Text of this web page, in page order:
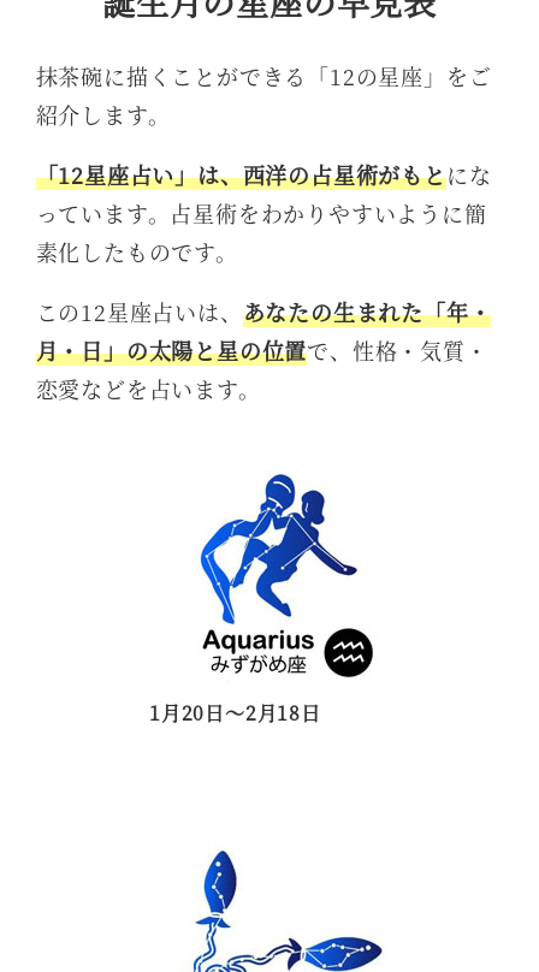
抹茶碗に描くことができる「12の星座」をご
紹介します。
「12星座占い」は、西洋の占星術がもとにな
っています。占星術をわかりやすいように簡
素化したものです。
この12星座占いは、 あなたの生まれた「年・
月・日」の太陽と星の位置で、性格・気質・
恋愛などを占います。
1月20日～2月18日